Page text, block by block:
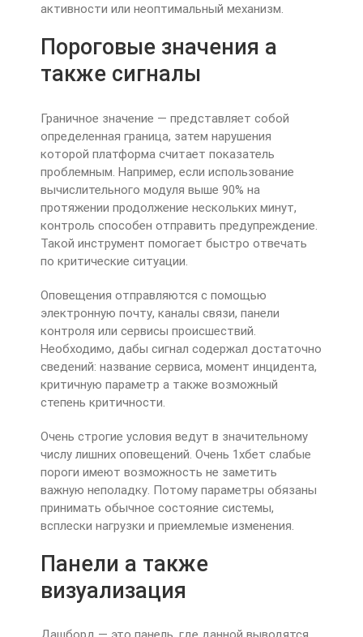
активности или неоптимальный механизм.
Пороговые значения а
также сигналы
Граничное значение — представляет собой
определенная граница, затем нарушения
которой платформа считает показатель
проблемным. Например, если использование
вычислительного модуля выше 90% на
протяжении продолжение нескольких минут,
контроль способен отправить предупреждение.
Такой инструмент помогает быстро отвечать
по критические ситуации.
Оповещения отправляются с помощью
электронную почту, каналы связи, панели
контроля или сервисы происшествий.
Необходимо, дабы сигнал содержал достаточно
сведений: название сервиса, момент инцидента,
критичную параметр а также возможный
степень критичности.
Очень строгие условия ведут в значительному
числу лишних оповещений. Очень 1хбет слабые
пороги имеют возможность не заметить
важную неполадку. Потому параметры обязаны
принимать обычное состояние системы,
всплески нагрузки и приемлемые изменения.
Панели а также
визуализация